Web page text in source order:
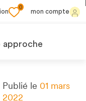
0
mon compte
approche
Publié le 01 mars
2022